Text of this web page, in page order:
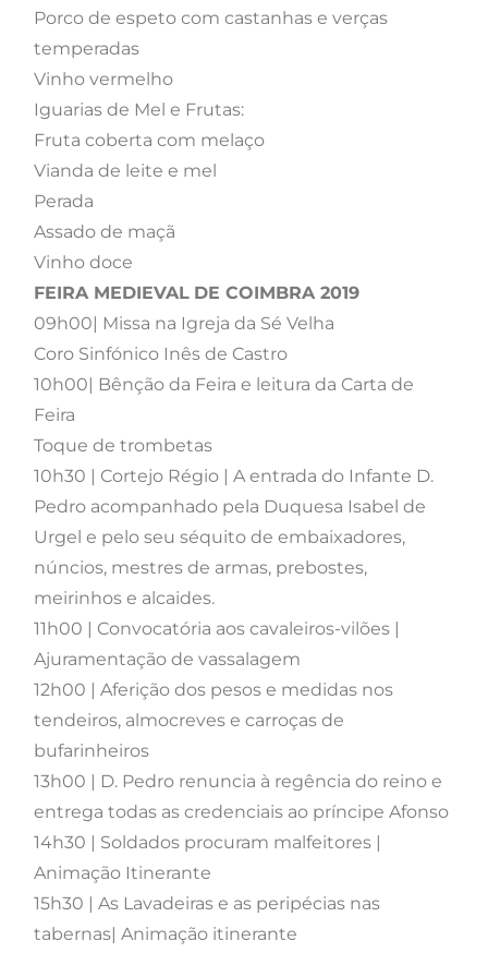
Porco de espeto com castanhas e verças
temperadas
Vinho vermelho
Iguarias de Mel e Frutas:
Fruta coberta com melaço
Vianda de leite e mel
Perada
Assado de maçã
Vinho doce
FEIRA MEDIEVAL DE COIMBRA 2019
09h00| Missa na Igreja da Sé Velha
Coro Sinfónico Inês de Castro
10h00| Bênção da Feira e leitura da Carta de
Feira
Toque de trombetas
10h30 | Cortejo Régio | A entrada do Infante D.
Pedro acompanhado pela Duquesa Isabel de
Urgel e pelo seu séquito de embaixadores,
núncios, mestres de armas, prebostes,
meirinhos e alcaides.
11h00 | Convocatória aos cavaleiros-vilões |
Ajuramentação de vassalagem
12h00 | Aferição dos pesos e medidas nos
tendeiros, almocreves e carroças de
bufarinheiros
13h00 | D. Pedro renuncia à regência do reino e
entrega todas as credenciais ao príncipe Afonso
14h30 | Soldados procuram malfeitores |
Animação Itinerante
15h30 | As Lavadeiras e as peripécias nas
tabernas| Animação itinerante